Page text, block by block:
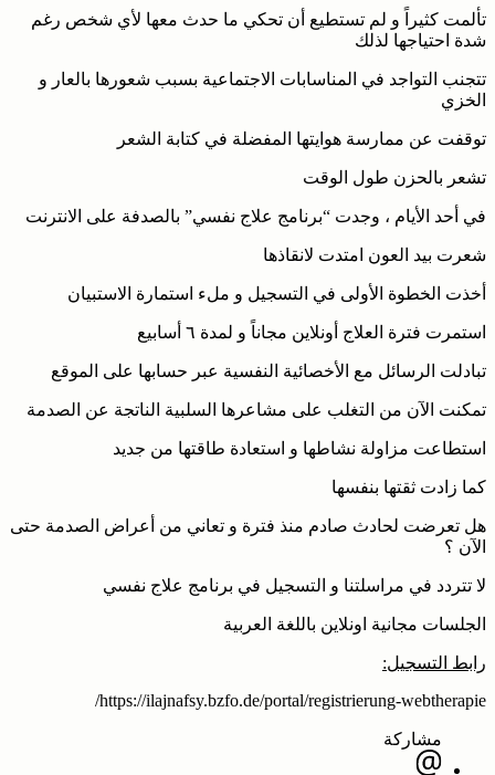
تألمت كثيراً و لم تستطيع أن تحكي ما حدث معها لأي شخص رغم
شدة احتياجها لذلك
تتجنب التواجد في المناسابات الاجتماعية بسبب شعورها بالعار و
الخزي
توقفت عن ممارسة هوايتها المفضلة في كتابة الشعر
تشعر بالحزن طول الوقت
في أحد الأيام ، وجدت “برنامج علاج نفسي” بالصدفة على الانترنت
شعرت بيد العون امتدت لانقاذها
أخذت الخطوة الأولى في التسجيل و ملء استمارة الاستبيان
استمرت فترة العلاج أونلاين مجاناً و لمدة ٦ أسابيع
تبادلت الرسائل مع الأخصائية النفسية عبر حسابها على الموقع
تمكنت الآن من التغلب على مشاعرها السلبية الناتجة عن الصدمة
استطاعت مزاولة نشاطها و استعادة طاقتها من جديد
كما زادت ثقتها بنفسها
هل تعرضت لحادث صادم منذ فترة و تعاني من أعراض الصدمة حتى
الآن ؟
لا تتردد في مراسلتنا و التسجيل في برنامج علاج نفسي
الجلسات مجانية اونلاين باللغة العربية
رابط التسجيل:
https://ilajnafsy.bzfo.de/portal/registrierung-webtherapie/
مشاركة